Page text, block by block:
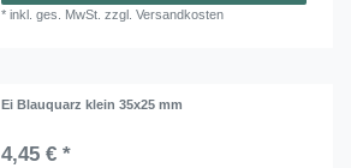
*inkl. ges. MwSt. zzgl.Versandkosten
Ei Blauquarz klein 35x25 mm
4,45 € *